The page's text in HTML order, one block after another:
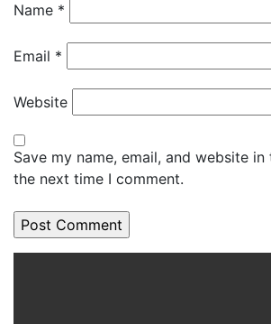
Name *
Email *
Website
Save my name, email, and website
the next time I comment.